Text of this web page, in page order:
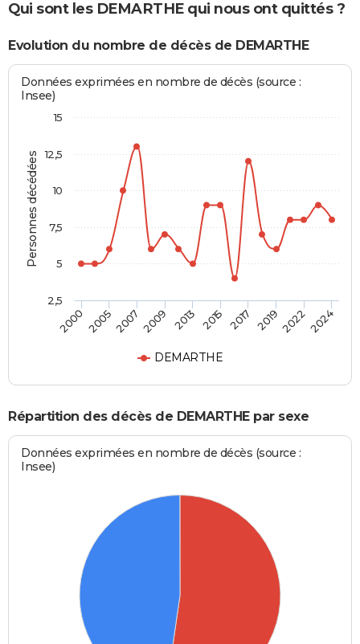
Qui sont les DEMARTHE qui nous ont quittés ?
Evolution du nombre de décès de DEMARTHE
Personnes décédées
Données exprimées en nombre de décès (source :
Insee)
DEMARTHE
2000 200520072009 2013 2015 2017 201920222024
2,5
5
7,5
10
12,5
15
Répartition des décès de DEMARTHE par sexe
Données exprimées en nombre de décès (source :
Insee)